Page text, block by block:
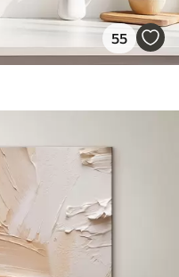
55